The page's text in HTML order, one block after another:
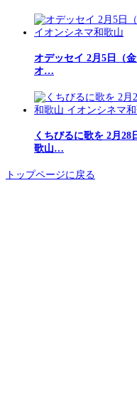
オデッセイ 2月5日（
オ…
くちびるに歌を 2月
歌山…
トップページに戻る